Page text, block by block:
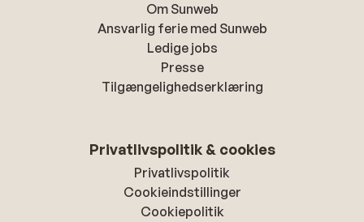
Om Sunweb
Ansvarlig ferie med Sunweb
Ledige jobs
Presse
Tilgængelighedserklæring
Privatlivspolitik & cookies
Privatlivspolitik
Cookieindstillinger
Cookiepolitik